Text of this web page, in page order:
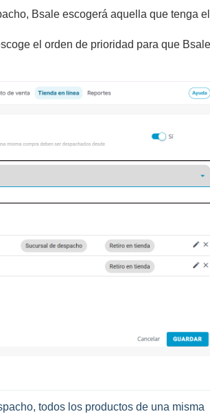
Bsale escogerá aquella que tenga el
el orden de prioridad para que Bsale
todos los productos de una misma